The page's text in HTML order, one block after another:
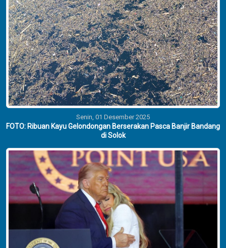
Senin, 01 Desember 2025
FOTO: Ribuan Kayu Gelondongan Berserakan Pasca Banjir Bandang
di Solok